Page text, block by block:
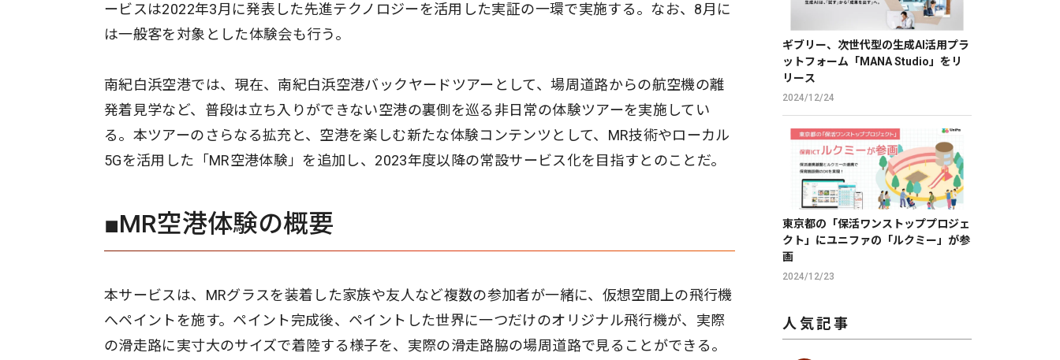
ービスは2022年3月に発表した先進テクノロジーを活用した実証の一環で実施する。なお、8月に
は一般客を対象とした体験会も行う。
南紀白浜空港では、現在、南紀白浜空港バックヤードツアーとして、場周道路からの航空機の離
発着見学など、普段は立ち入りができない空港の裏側を巡る非日常の体験ツアーを実施してい
る。本ツアーのさらなる拡充と、空港を楽しむ新たな体験コンテンツとして、MR技術やローカル
5Gを活用した「MR空港体験」を追加し、2023年度以降の常設サービス化を目指すとのことだ。
■MR空港体験の概要
本サービスは、MRグラスを装着した家族や友人など複数の参加者が一緒に、仮想空間上の飛行機
へペイントを施す。ペイント完成後、ペイントした世界に一つだけのオリジナル飛行機が、実際
の滑走路に実寸大のサイズで着陸する様子を、実際の滑走路脇の場周道路で見ることができる。
ギブリー、次世代型の生成AI活用プラ
ットフォーム「MANA Studio」をリ
リース
2024/12/24
東京都の「保活ワンストッププロジェ
クト」にユニファの「ルクミー」が参
画
2024/12/23
人気記事